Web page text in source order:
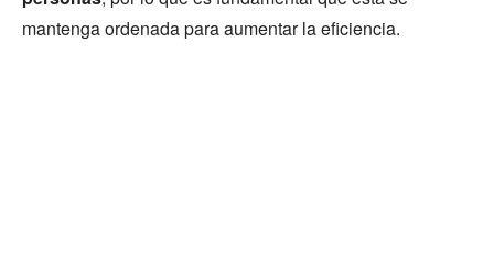
mantenga ordenada para aumentar la eficiencia.